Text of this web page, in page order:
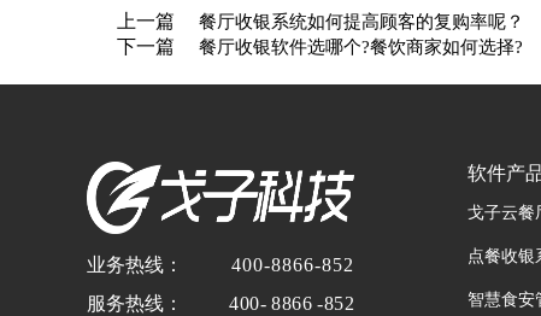
上一篇 餐厅收银系统如何提高顾客的复购率呢？
下一篇 餐厅收银软件选哪个?餐饮商家如何选择?
业务热线：
400-8866-852
服务热线：
400- 8866 -852
软件产
戈子云餐
点餐收银
智慧食安